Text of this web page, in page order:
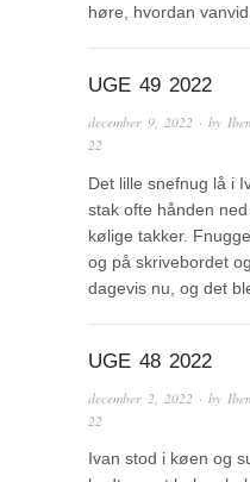
høre, hvordan
UGE 49 2022
december 9, 2022 · by
22
Det lille snefnug lå i
stak ofte hånden
kølige takker.
og på skrivebordet
dagevis nu, og det
UGE 48 2022
december 2, 2022 · by
22
Ivan stod i køen og